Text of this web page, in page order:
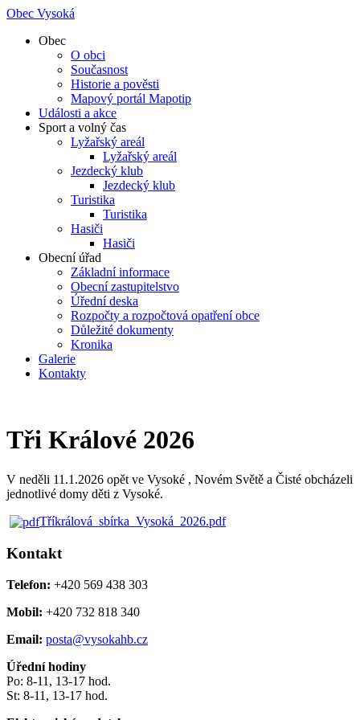
Obec Vysoká
Obec
O obci
Současnost
Historie a pověsti
Mapový portál Mapotip
Události a akce
Sport a volný čas
Lyžařský areál
Lyžařský areál
Jezdecký klub
Jezdecký klub
Turistika
Turistika
Hasiči
Hasiči
Obecní úřad
Základní informace
Obecní zastupitelstvo
Úřední deska
Rozpočty a rozpočtová opatření obce
Důležité dokumenty
Kronika
Galerie
Kontakty
Tři Králové 2026
V neděli 11.1.2026 opět ve Vysoké , Novém Světě a Čisté obcházeli
jednotlivé domy děti z Vysoké.
Tříkrálová_sbírka_Vysoká_2026.pdf
Kontakt
Telefon: +420 569 438 303
Mobil: +420 732 818 340
Email: posta@vysokahb.cz
Úřední hodiny
Po: 8-11, 13-17 hod.
St: 8-11, 13-17 hod.